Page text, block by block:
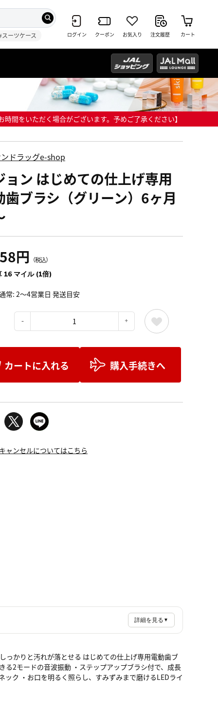
スーツケース ログイン クーポン お気入り 注文履歴 カート
間をいただく場合がございます。予めご了承ください】
ドラッグe-shop
ョン はじめての仕上げ専用
歯ブラシ（グリーン）6ヶ月
円 （税込）
16 マイル (1倍)
常: 2～4営業日 発送目安
カートに入れる 購入手続きへ
ャンセルについてはこちら
詳細を見る ▼
っかりと汚れが落とせる はじめての仕上げ専用電動歯ブ
2モードの音波振動 ・ステップアップブラシ付で、成長
ク ・お口を明るく照らし、すみずみまで磨けるLEDライ